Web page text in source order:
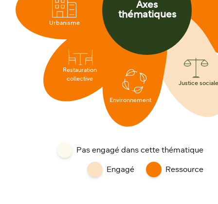
Axes
thématiques
Justice sociale
Environnement
Restauration
collective
Urbanisme
Pas engagé dans cette thématique
Engagé Ressource